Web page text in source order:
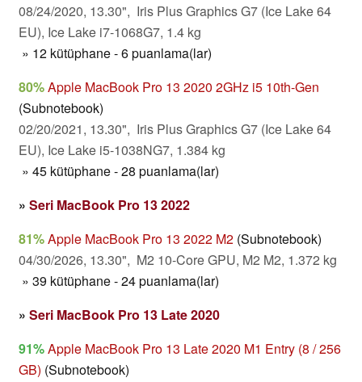
08/24/2020, 13.30", Iris Plus Graphics G7 (Ice Lake 64
EU), Ice Lake i7-1068G7, 1.4 kg
» 12 kütüphane - 6 puanlama(lar)
80%Apple MacBook Pro 13 2020 2GHz i5 10th-Gen
(Subnotebook)
02/20/2021, 13.30", Iris Plus Graphics G7 (Ice Lake 64
EU), Ice Lake i5-1038NG7, 1.384 kg
» 45 kütüphane - 28 puanlama(lar)
» Seri MacBook Pro 13 2022
81%Apple MacBook Pro 13 2022 M2 (Subnotebook)
04/30/2026, 13.30", M2 10-Core GPU, M2 M2, 1.372 kg
» 39 kütüphane - 24 puanlama(lar)
» Seri MacBook Pro 13 Late 2020
91%Apple MacBook Pro 13 Late 2020 M1 Entry (8 / 256
GB) (Subnotebook)